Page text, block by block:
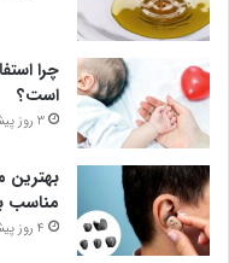
چرا
است؟
3 روز پیش
بهترین
مناسب
4 روز پیش